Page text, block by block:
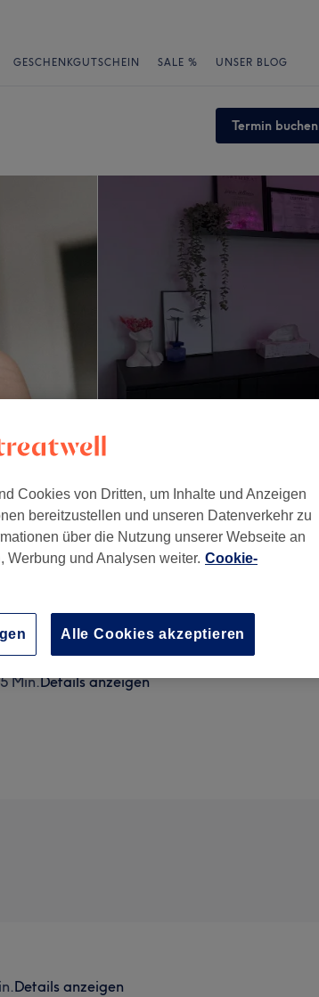
GESCHENKGUTSCHEIN SALE % UNSER BLOG
Termin buchen
Min.
Details anzeigen
Min.Details anzeigen
Details anzeigen
Cookies von Dritten, um Inhalte und Anzeigen
bereitzustellen und unseren Datenverkehr zu
über die Nutzung unserer Webseite an
Werbung und Analysen weiter. Cookie-
Alle Cookies akzeptieren